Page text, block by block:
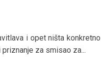
i opet ništa konkretno
za smisao za...